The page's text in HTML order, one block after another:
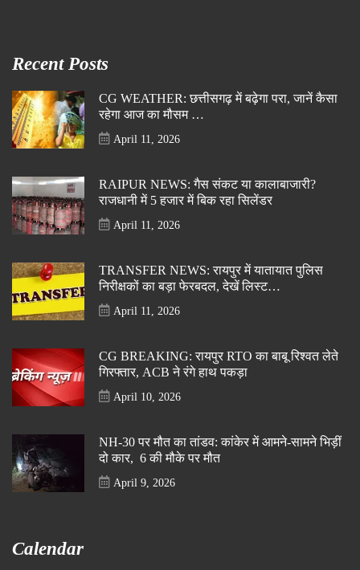
Recent Posts
CG WEATHER: छत्तीसगढ़ में बढ़ेगा परा, जानें कैसा
रहेगा आज का मौसम …
April 11, 2026
RAIPUR NEWS: गैस संकट या कालाबाजारी?
राजधानी में 5 हजार में बिक रहा सिलेंडर
April 11, 2026
TRANSFER NEWS: रायपुर में यातायात पुलिस
निरीक्षकों का बड़ा फेरबदल, देखें लिस्ट…
April 11, 2026
CG BREAKING: रायपुर RTO का बाबू रिश्वत लेते
गिरफ्तार, ACB ने रंगे हाथ पकड़ा
April 10, 2026
NH-30 पर मौत का तांडव: कांकेर में आमने-सामने भिड़ीं
दो कार, 6 की मौके पर मौत
April 9, 2026
Calendar